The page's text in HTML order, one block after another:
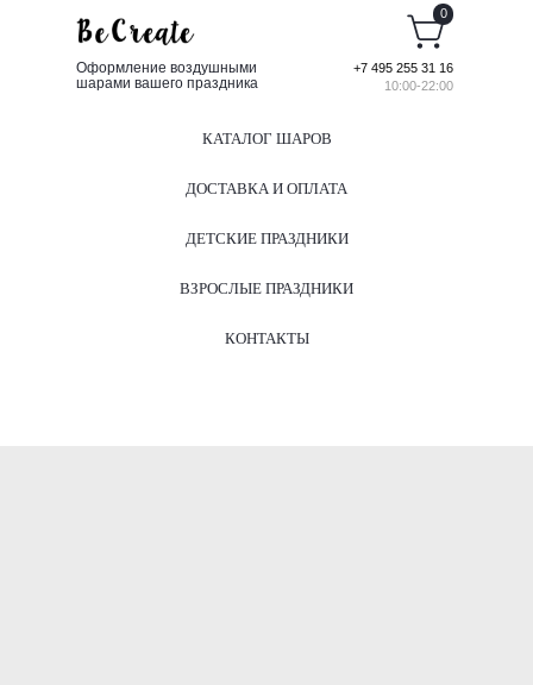
Оформление воздушными
шарами вашего праздника
+7 495 255 31 16
10:00-22:00
0
КАТАЛОГ ШАРОВ
ДОСТАВКА И ОПЛАТА
ДЕТСКИЕ ПРАЗДНИКИ
ВЗРОСЛЫЕ ПРАЗДНИКИ
КОНТАКТЫ